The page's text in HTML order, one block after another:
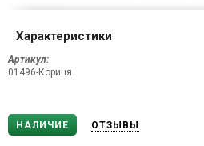
Характеристики
Артикул:
01496-Кориця
НАЛИЧИЕ ОТЗЫВЫ